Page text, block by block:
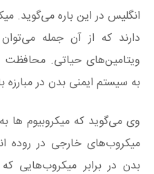
انگلیس در این باره می‌گوید.
دارند که از آن جمله
ویتامین‌های حیاتی. محافظت
به سیستم ایمنی بدن در مبارزه
وی می‌گوید که میکروبیوم ها
میکروب‌های خارجی در روده
بدن در برابر میکروب‌هایی